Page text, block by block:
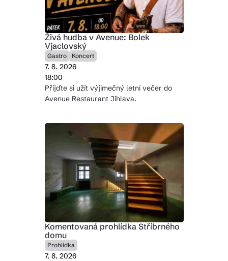
Živá hudba v Avenue: Bolek
Vjaclovský
Gastro Koncert
7. 8. 2026
18:00
Přijďte si užít výjimečný letní večer do
Avenue Restaurant Jihlava.
Komentovaná prohlídka Stříbrného
domu
Prohlídka
7. 8. 2026